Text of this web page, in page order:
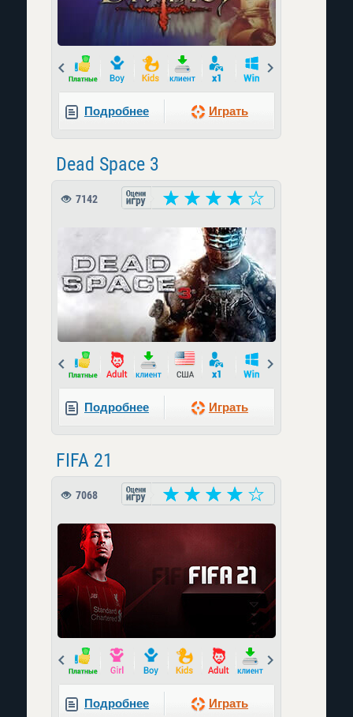
Prev
Подробнее Играть
Dead Space 3
7142
Prev
Подробнее Играть
FIFA 21
7068
Prev
Подробнее Играть